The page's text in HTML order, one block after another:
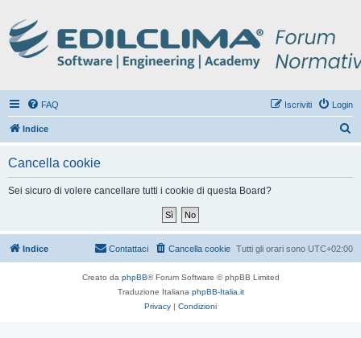
FAQ Login
Iscriviti
Indice
Cancella cookie
Sei sicuro di volere cancellare tutti i cookie di questa Board?
Indice Tutti gli orari sono UTC+02:00
Cancella cookie
Contattaci
Creato da phpBB® Forum Software © phpBB Limited
Traduzione Italiana phpBB-Italia.it
Privacy | Condizioni